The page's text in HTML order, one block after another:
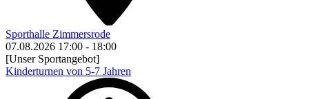
Sporthalle Zimmersrode
07.08.2026 17:00 - 18:00
[Unser Sportangebot]
Kinderturnen von 5-7 Jahren